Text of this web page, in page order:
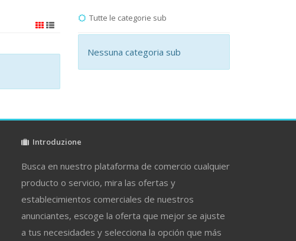
Tutte le categorie sub
Nessuna categoria sub
Introduzione
Busca en nuestro plataforma de comercio cualquier
producto o servicio, mira las ofertas y
establecimientos comerciales de nuestros
anunciantes, escoge la oferta que mejor se ajuste
a tus necesidades y selecciona la opción que más